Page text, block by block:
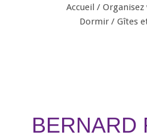
Accueil /
Dormir/ Gîtes
BERNARD